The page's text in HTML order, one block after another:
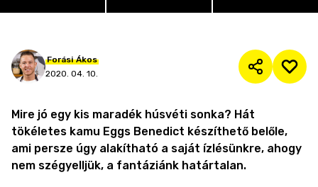
Forási Ákos
2020. 04. 10.
Mire jó egy kis maradék húsvéti sonka? Hát
tökéletes kamu Eggs Benedict készíthető belőle,
ami persze úgy alakítható a saját ízlésünkre, ahogy
nem szégyelljük, a fantáziánk határtalan.